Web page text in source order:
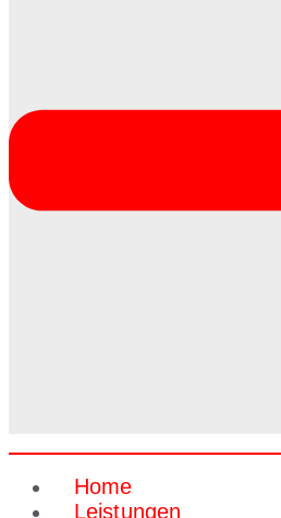
Home
Leistungen